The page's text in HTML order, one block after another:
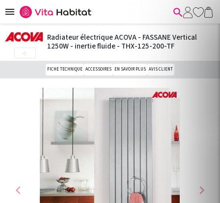
 
chevron_left chevron_right
Radiateur électrique ACOVA - FASSANE Vertical
1250W - inertie fluide - THX-125-200-TF
FICHE TECHNIQUE ACCESSOIRES EN SAVOIR PLUS AVIS CLIENT